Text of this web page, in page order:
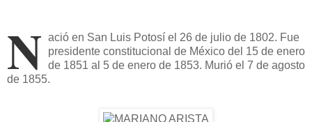
N ació en San Luis Potosí el 26 de julio de 1802. Fue
presidente constitucional de México del 15 de enero
de 1851 al 5 de enero de 1853. Murió el 7 de agosto
de 1855.